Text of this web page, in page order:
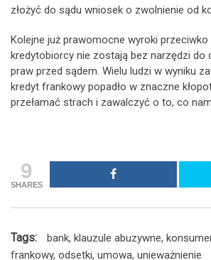
złożyć do sądu wniosek o zwolnienie od
Kolejne już prawomocne wyroki
kredytobiorcy nie zostają bez narzędzi do
praw przed sądem. Wielu ludzi w wyniku
kredyt frankowy popadło w znaczne
przełamać strach i zawalczyć o to, co
9
SHARES
Tags: bank, klauzule abuzywne,
frankowy, odsetki, umowa, unieważnienie